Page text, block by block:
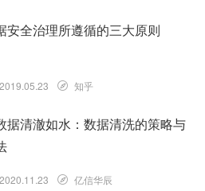
安全治理所遵循的三大原则
2019.05.23 知乎
据清澈如水：数据清洗的策略与
2020.11.23 亿信华辰